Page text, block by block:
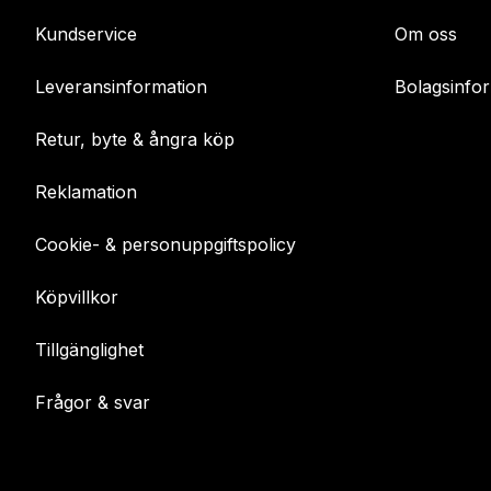
Kundservice
Leveransinformation
Retur, byte & ångra köp
Reklamation
Cookie- & personuppgiftspolicy
Köpvillkor
Tillgänglighet
Frågor & svar
Om oss